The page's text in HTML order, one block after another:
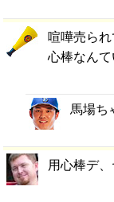
喧嘩売ら
心棒なんて
馬場ち
用心棒デ、